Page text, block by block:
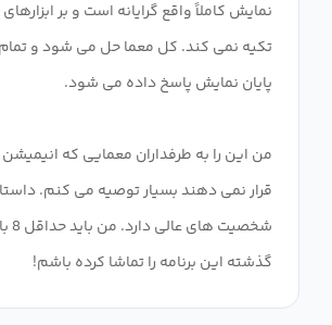
نمایش کاملاً واقع گرایانه است و بر
تکیه نمی کند. کل معما حل می شود و تمام
من این را به طرفداران معمایی که انیمیشن
قرار نمی دهند بسیار توصیه می کنم.
گذشته این برنامه را تماشا کرده باشم!